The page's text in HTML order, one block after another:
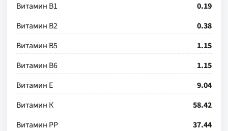
Витамин В1
0.19
Витамин В2
0.38
Витамин В5
1.15
Витамин В6
1.15
Витамин Е
9.04
Витамин К
58.42
Витамин РР
37.44